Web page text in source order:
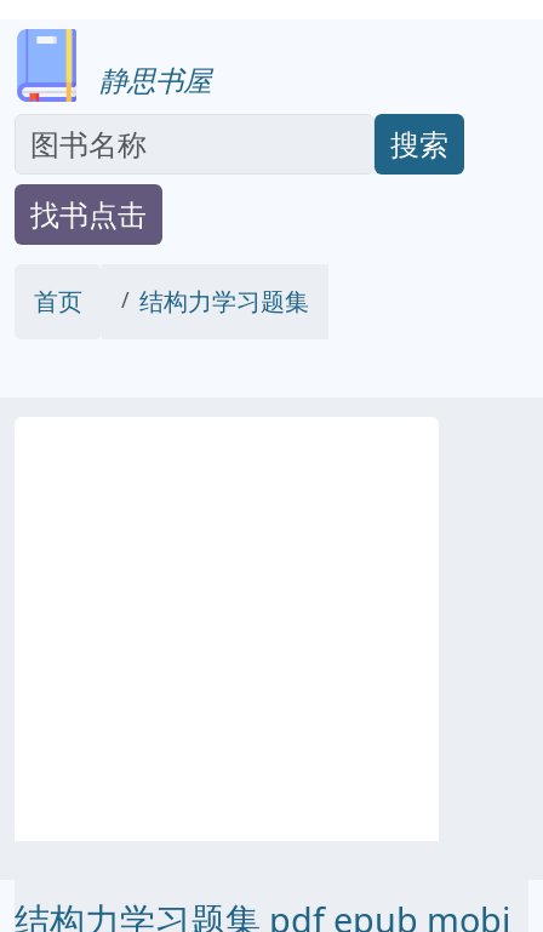
静思书屋
搜索
找书点击
首页 结构力学习题集
结构力学习题集 pdf epub mobi